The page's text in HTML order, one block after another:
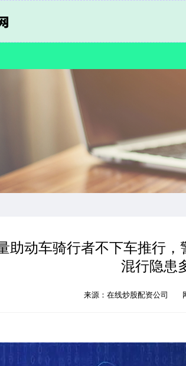
助动车骑行者不下车推行
混行隐患
来源：在线炒股配资公司